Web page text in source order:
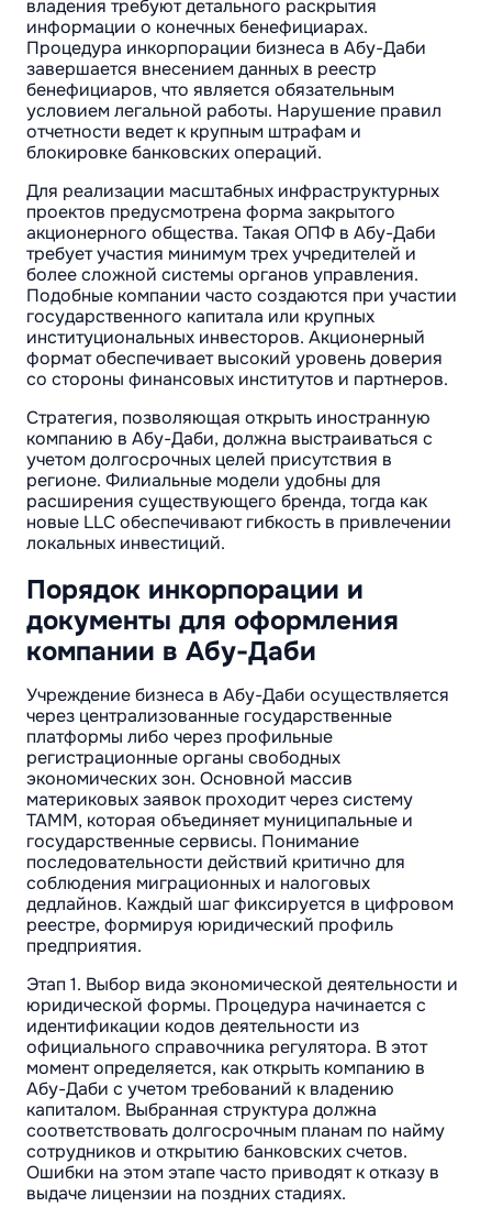
владения требуют детального раскрытия
информации о конечных бенефициарах.
Процедура инкорпорации бизнеса в Абу-Даби
завершается внесением данных в реестр
бенефициаров, что является обязательным
условием легальной работы. Нарушение правил
отчетности ведет к крупным штрафам и
блокировке банковских операций.
Для реализации масштабных инфраструктурных
проектов предусмотрена форма закрытого
акционерного общества. Такая ОПФ в Абу-Даби
требует участия минимум трех учредителей и
более сложной системы органов управления.
Подобные компании часто создаются при участии
государственного капитала или крупных
институциональных инвесторов. Акционерный
формат обеспечивает высокий уровень доверия
со стороны финансовых институтов и партнеров.
Стратегия, позволяющая открыть иностранную
компанию в Абу-Даби, должна выстраиваться с
учетом долгосрочных целей присутствия в
регионе. Филиальные модели удобны для
расширения существующего бренда, тогда как
новые LLC обеспечивают гибкость в привлечении
локальных инвестиций.
Порядок инкорпорации и
документы для оформления
компании в Абу-Даби
Учреждение бизнеса в Абу-Даби осуществляется
через централизованные государственные
платформы либо через профильные
регистрационные органы свободных
экономических зон. Основной массив
материковых заявок проходит через систему
TAMM, которая объединяет муниципальные и
государственные сервисы. Понимание
последовательности действий критично для
соблюдения миграционных и налоговых
дедлайнов. Каждый шаг фиксируется в цифровом
реестре, формируя юридический профиль
предприятия.
Этап 1. Выбор вида экономической деятельности и
юридической формы. Процедура начинается с
идентификации кодов деятельности из
официального справочника регулятора. В этот
момент определяется, как открыть компанию в
Абу-Даби с учетом требований к владению
капиталом. Выбранная структура должна
соответствовать долгосрочным планам по найму
сотрудников и открытию банковских счетов.
Ошибки на этом этапе часто приводят к отказу в
выдаче лицензии на поздних стадиях.